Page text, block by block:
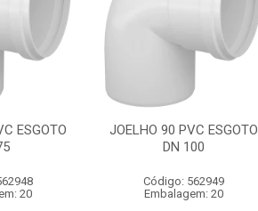
ESGOTO
20
JOELHO 90 PVC ESGOTO
DN 100
Código: 562949
Embalagem: 20